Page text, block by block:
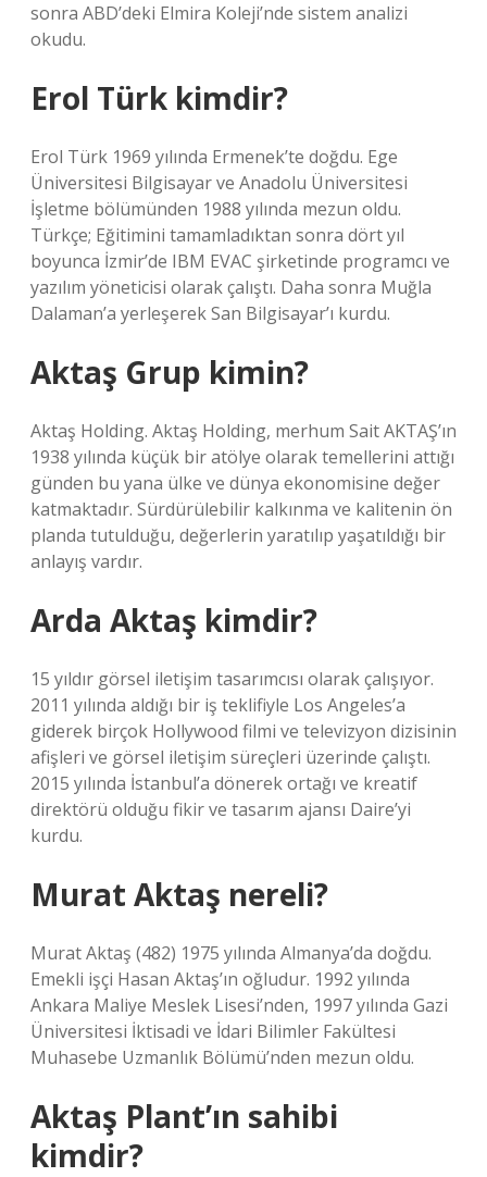
sonra ABD’deki Elmira Koleji’nde sistem analizi
okudu.
Erol Türk kimdir?
Erol Türk 1969 yılında Ermenek’te doğdu. Ege
Üniversitesi Bilgisayar ve Anadolu Üniversitesi
İşletme bölümünden 1988 yılında mezun oldu.
Türkçe; Eğitimini tamamladıktan sonra dört yıl
boyunca İzmir’de IBM EVAC şirketinde programcı ve
yazılım yöneticisi olarak çalıştı. Daha sonra Muğla
Dalaman’a yerleşerek San Bilgisayar’ı kurdu.
Aktaş Grup kimin?
Aktaş Holding. Aktaş Holding, merhum Sait AKTAŞ’ın
1938 yılında küçük bir atölye olarak temellerini attığı
günden bu yana ülke ve dünya ekonomisine değer
katmaktadır. Sürdürülebilir kalkınma ve kalitenin ön
planda tutulduğu, değerlerin yaratılıp yaşatıldığı bir
anlayış vardır.
Arda Aktaş kimdir?
15 yıldır görsel iletişim tasarımcısı olarak çalışıyor.
2011 yılında aldığı bir iş teklifiyle Los Angeles’a
giderek birçok Hollywood filmi ve televizyon dizisinin
afişleri ve görsel iletişim süreçleri üzerinde çalıştı.
2015 yılında İstanbul’a dönerek ortağı ve kreatif
direktörü olduğu fikir ve tasarım ajansı Daire’yi
kurdu.
Murat Aktaş nereli?
Murat Aktaş (482) 1975 yılında Almanya’da doğdu.
Emekli işçi Hasan Aktaş’ın oğludur. 1992 yılında
Ankara Maliye Meslek Lisesi’nden, 1997 yılında Gazi
Üniversitesi İktisadi ve İdari Bilimler Fakültesi
Muhasebe Uzmanlık Bölümü’nden mezun oldu.
Aktaş Plant’ın sahibi
kimdir?